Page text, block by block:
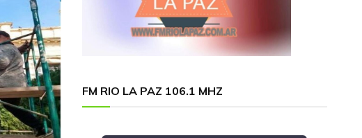
FM RIO LA PAZ 106.1 MHZ